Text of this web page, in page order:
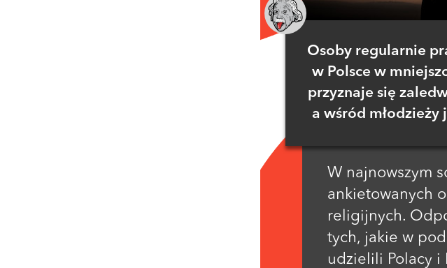
Osoby regularnie
w Polsce w
przyznaje się
a wśród młodzieży
W najnowszym
ankietowanych
religijnych.
tych, jakie w
udzielili Polacy i